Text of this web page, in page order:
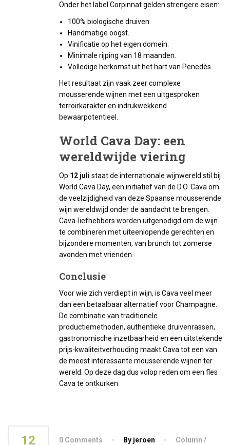
Onder het label Corpinnat gelden strengere eisen:
100% biologische druiven.
Handmatige oogst.
Vinificatie op het eigen domein.
Minimale rijping van 18 maanden.
Volledige herkomst uit het hart van Penedès.
Het resultaat zijn vaak zeer complexe
mousserende wijnen met een uitgesproken
terroirkarakter en indrukwekkend
bewaarpotentieel.
World Cava Day: een
wereldwijde viering
Op 12 juli staat de internationale wijnwereld stil bij
World Cava Day, een initiatief van de D.O. Cava om
de veelzijdigheid van deze Spaanse mousserende
wijn wereldwijd onder de aandacht te brengen.
Cava-liefhebbers worden uitgenodigd om de wijn
te combineren met uiteenlopende gerechten en
bijzondere momenten, van brunch tot zomerse
avonden met vrienden.
Conclusie
Voor wie zich verdiept in wijn, is Cava veel meer
dan een betaalbaar alternatief voor Champagne.
De combinatie van traditionele
productiemethoden, authentieke druivenrassen,
gastronomische inzetbaarheid en een uitstekende
prijs-kwaliteitverhouding maakt Cava tot een van
de meest interessante mousserende wijnen ter
wereld. Op deze dag dus volop reden om een fles
Cava te ontkurken
12 0 Comments By jeroen Column /